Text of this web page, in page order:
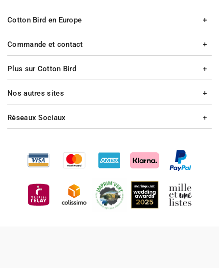
Commande et contact
Plus sur Cotton Bird
Cotton Bird en Europe
Nos autres sites
Réseaux Sociaux